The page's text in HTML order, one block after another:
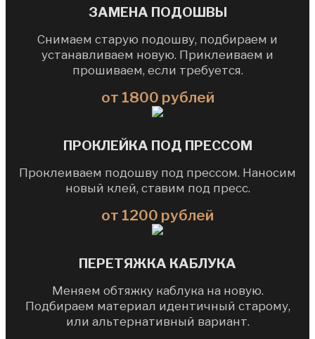
ЗАМЕНА ПОДОШВЫ
Снимаем старую подошву, подбираем и
устанавливаем новую. Приклеиваем и
прошиваем, если требуется.
от 1800 рублей
ПРОКЛЕЙКА ПОД ПРЕССОМ
Проклеиваем подошву под прессом. Наносим
новый клей, ставим под пресс.
от 1200 рублей
ПЕРЕТЯЖКА КАБЛУКА
Меняем обтяжку каблука на новую.
Подбираем материал идентичный старому,
или альтернативный вариант.